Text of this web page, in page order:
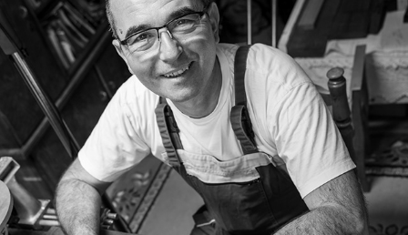
Ръчно сътворено от Деян Денчев